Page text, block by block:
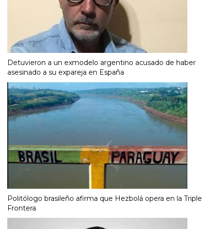
Detuvieron a un exmodelo argentino acusado de haber
asesinado a su expareja en España
Politólogo brasileño afirma que Hezbolá opera en la Triple
Frontera